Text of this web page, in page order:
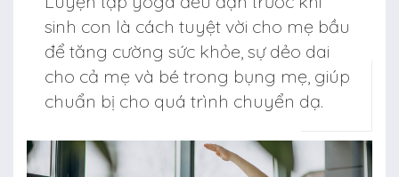
sinh con là cách tuyệt vời cho mẹ bầu
để tăng cường sức khỏe, sự dẻo dai
cho cả mẹ và bé trong bụng mẹ, giúp
chuẩn bị cho quá trình chuyển dạ.